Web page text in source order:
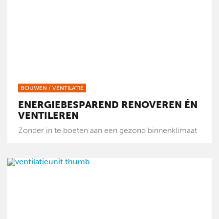
BOUWEN / VENTILATIE
ENERGIEBESPAREND RENOVEREN ÉN
VENTILEREN
Zonder in te boeten aan een gezond binnenklimaat